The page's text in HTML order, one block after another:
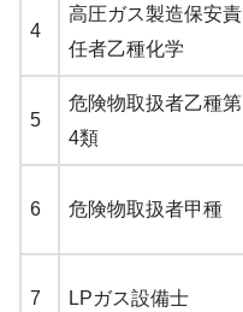
4
高圧ガス製造保安責
任者乙種化学
5
危険物取扱者乙種第
4類
6 危険物取扱者甲種
7 LPガス設備士